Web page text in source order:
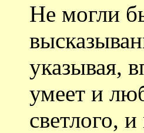
Не могли
указывая,
умеет и
светлого,